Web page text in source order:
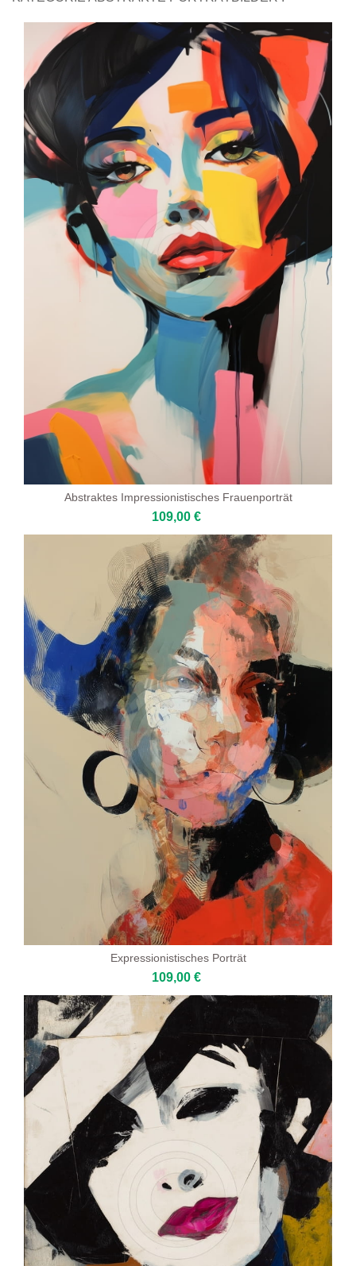
Abstraktes Impressionistisches Frauenporträt
109,00 €
Expressionistisches Porträt
109,00 €